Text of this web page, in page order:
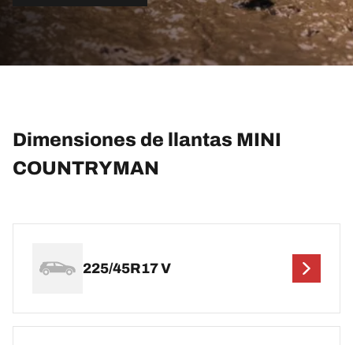
Dimensiones de llantas MINI
COUNTRYMAN
225/45R17 V